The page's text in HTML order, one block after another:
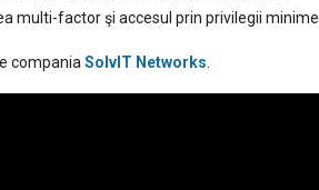
multi-factor şi accesul prin privilegii minime.
compania SolvIT Networks